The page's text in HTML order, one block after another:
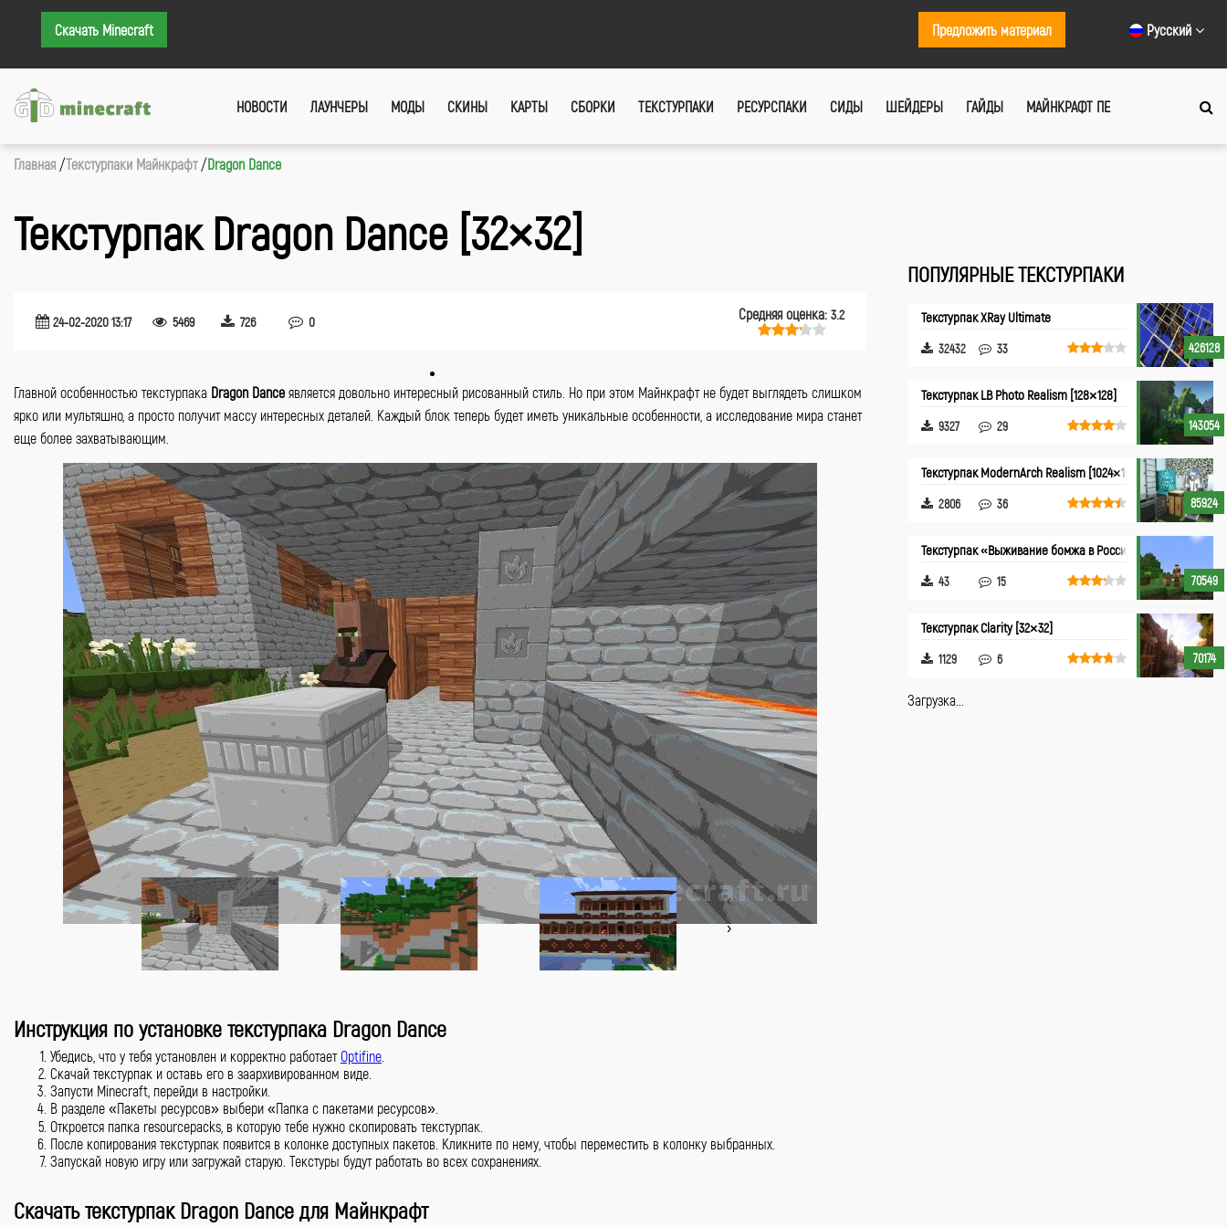
Скачать Minecraft Русский
Предложить материал
НОВОСТИ ЛАУНЧЕРЫ МОДЫ СКИНЫ КАРТЫ СБОРКИ ТЕКСТУРПАКИ РЕСУРСПАКИ СИДЫ ШЕЙДЕРЫ ГАЙДЫ МАЙНКРАФТ ПЕ
Главная Текстурпаки Майнкрафт Dragon Dance
Текстурпак Dragon Dance [32×32]
24-02-2020 13:17 5469 726 0 Средняя оценка: 3.2
Главной особенностью текстурпака Dragon Dance является довольно интересный рисованный стиль. Но при этом Майнкрафт не будет выглядеть слишком
ярко или мультяшно, а просто получит массу интересных деталей. Каждый блок теперь будет иметь уникальные особенности, а исследование мира станет
еще более захватывающим.
‹
›
Инструкция по установке текстурпака Dragon Dance
Убедись, что у тебя установлен и корректно работает Optifine
Скачай текстурпак и оставь его в заархивированном виде.
Запусти Minecraft, перейди в настройки.
В разделе «Пакеты ресурсов» выбери «Папка с пакетами ресурсов».
Откроется папка resourcepacks, в которую тебе нужно скопировать текстурпак.
После копирования текстурпак появится в колонке доступных пакетов. Кликните по нему, чтобы переместить в колонку выбранных.
Запускай новую игру или загружай старую. Текстуры будут работать во всех сохранениях.
Скачать текстурпак Dragon Dance для Майнкрафт
ПОПУЛЯРНЫЕ ТЕКСТУРПАКИ
426128
Текстурпак XRay Ultimate
32432 33
143054
Текстурпак LB Photo Realism [128×128]
9327 29
85924
Текстурпак ModernArch Realism [1024×1024] [512×512]
2806 36
70549
Текстурпак «Выживание бомжа в России» [16×16]
43 15
70174
Текстурпак Clarity [32×32]
1129 6
Загрузка...